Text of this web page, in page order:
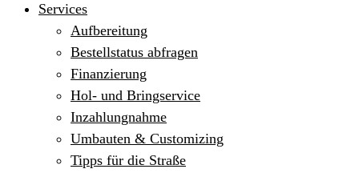
Services
Aufbereitung
Bestellstatus abfragen
Finanzierung
Hol- und Bringservice
Inzahlungnahme
Umbauten & Customizing
Tipps für die Straße